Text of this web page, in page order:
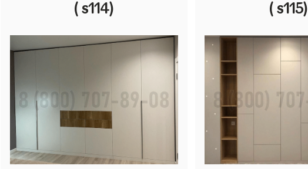
( s114)
( s115)